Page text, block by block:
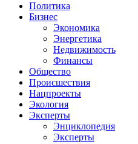
Политика
Бизнес
Экономика
Энергетика
Недвижимость
Финансы
Общество
Происшествия
Нацпроекты
Экология
Эксперты
Энциклопедия
Эксперты